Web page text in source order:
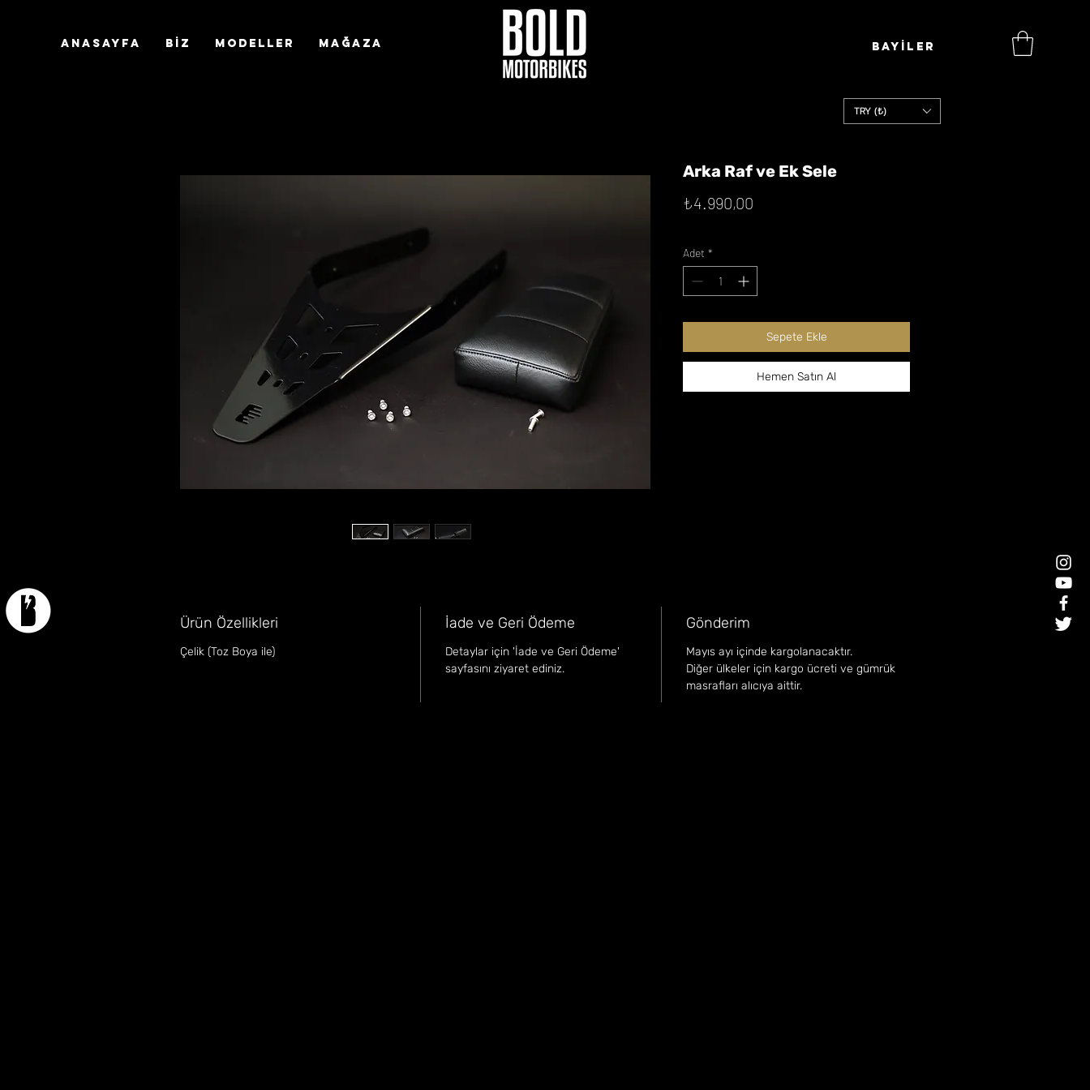
ANASAYFA BİZ Modeller MAĞAZA BAYİLER
TRY (₺)
Arka Raf ve Ek Sele
₺4.990,00
Adet *
Sepete Ekle
Hemen Satın Al
Ürün Özellikleri
Çelik (Toz Boya ile)
İade ve Geri Ödeme
Detaylar için 'İade ve Geri Ödeme'
sayfasını ziyaret ediniz.
Gönderim
Mayıs ayı içinde kargolanacaktır.
Diğer ülkeler için kargo ücreti ve gümrük
masrafları alıcıya aittir.